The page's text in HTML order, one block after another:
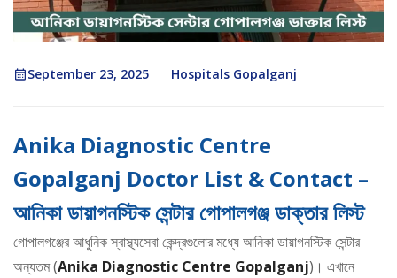
September 23, 2025 Hospitals Gopalganj
Anika Diagnostic Centre
Gopalganj Doctor List & Contact –
আনিকা ডায়াগনস্টিক সেন্টার গোপালগঞ্জ ডাক্তার লিস্ট
গোপালগঞ্জের আধুনিক স্বাস্থ্যসেবা কেন্দ্রগুলোর মধ্যে আনিকা ডায়াগনস্টিক সেন্টার
অন্যতম (Anika Diagnostic Centre Gopalganj)। এখানে